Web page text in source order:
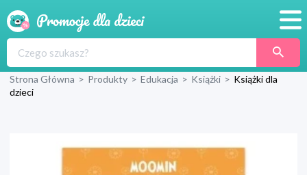
Produkty
Blog
Strona Główna > Produkty > Edukacja > Książki > Książki dla
dzieci